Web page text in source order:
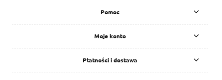
Pomoc
Moje konto
Płatności i dostawa